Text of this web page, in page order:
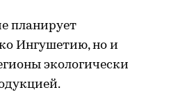
планирует
Ингушетию, но и
экологически